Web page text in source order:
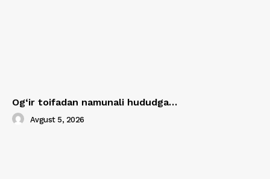
Og‘ir toifadan namunali hududga…
Avgust 5, 2026